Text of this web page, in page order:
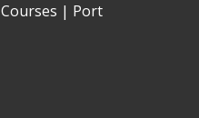
| Port